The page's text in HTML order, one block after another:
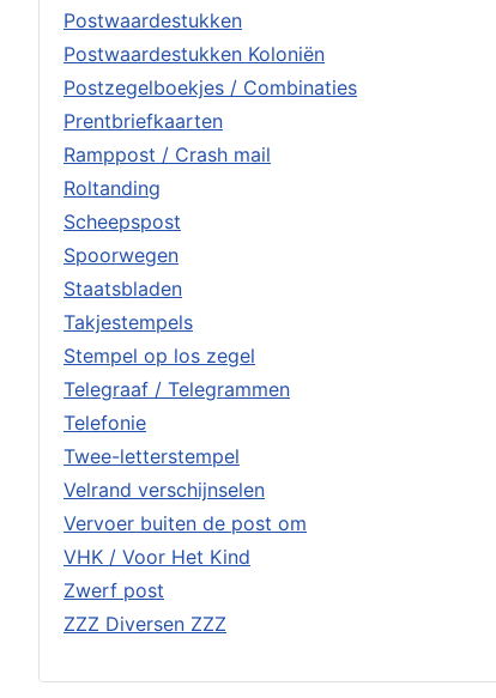
Postwaardestukken
Postwaardestukken Koloniën
Postzegelboekjes / Combinaties
Prentbriefkaarten
Ramppost / Crash mail
Roltanding
Scheepspost
Spoorwegen
Staatsbladen
Takjestempels
Stempel op los zegel
Telegraaf / Telegrammen
Telefonie
Twee-letterstempel
Velrand verschijnselen
Vervoer buiten de post om
VHK / Voor Het Kind
Zwerf post
ZZZ Diversen ZZZ